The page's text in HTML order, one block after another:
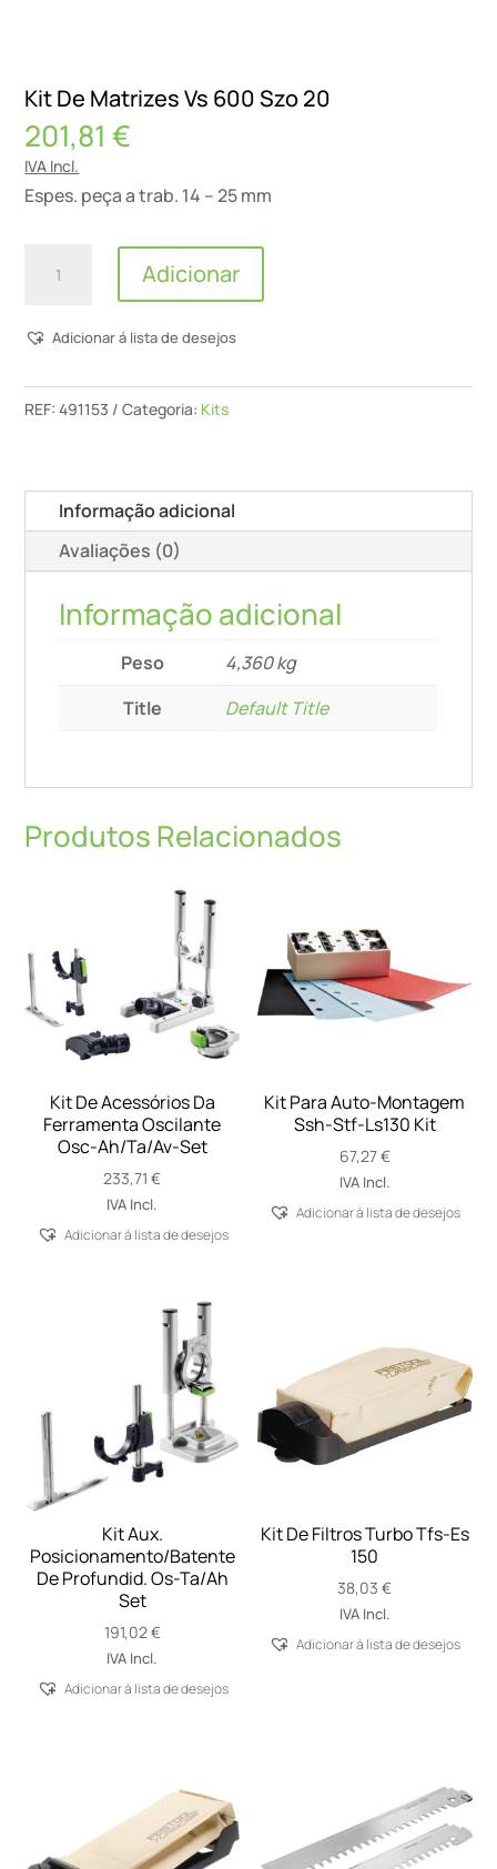
Kit De Matrizes Vs 600 Szo 20
201,81€
IVA Incl.
Espes. peça a trab. 14 – 25 mm
Quantidade
De
Vs
20
Adicionar
Adicionar á lista de desejos
REF:491153 Categoria: Kits
Informação adicional
Avaliações (0)
Informação adicional
Peso
4,360 kg
Title
Default Title
Produtos Relacionados
Kit De Acessórios Da
Ferramenta Oscilante
Osc-Ah/Ta/Av-Set
233,71€
IVA Incl.
Adicionar á lista de desejos
Kit Para Auto-Montagem
Ssh-Stf-Ls130 Kit
67,27€
IVA Incl.
Adicionar á lista de desejos
Kit Aux.
Posicionamento/Batente
De Profundid. Os-Ta/Ah
Set
191,02€
IVA Incl.
Adicionar á lista de desejos
Kit De Filtros Turbo Tfs-Es
150
38,03€
IVA Incl.
Adicionar á lista de desejos